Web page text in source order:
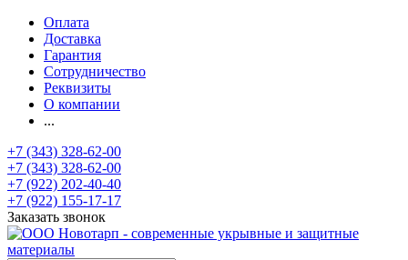
Оплата
Доставка
Гарантия
Сотрудничество
Реквизиты
О компании
...
+7 (343) 328-62-00
+7 (343) 328-62-00
+7 (922) 202-40-40
+7 (922) 155-17-17
Заказать звонок